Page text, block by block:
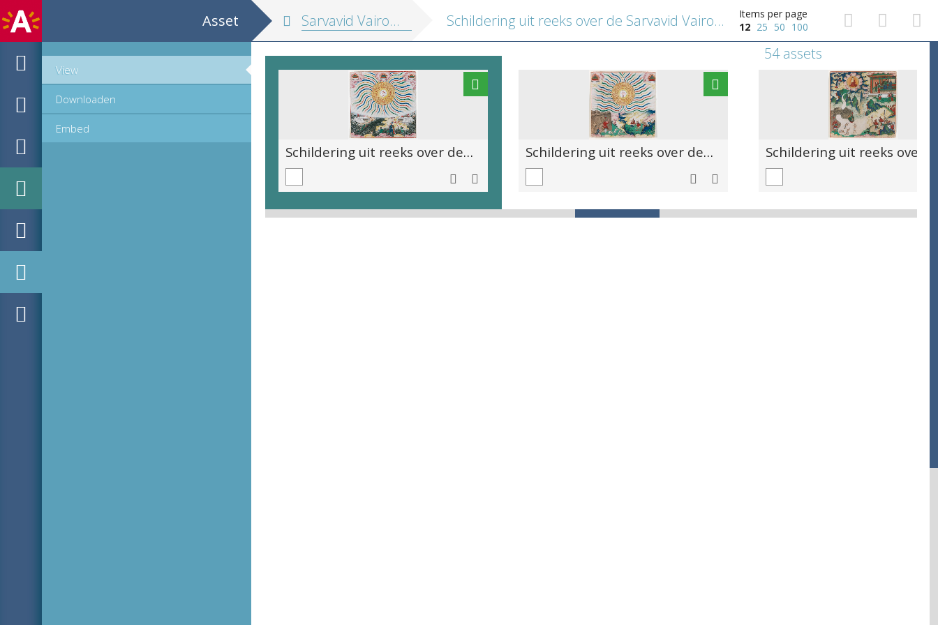
Asset
View
Downloaden
Embed
Sarvavid Vairocana Mandala Schildering uit reeks over de Sarvavid Vairocana Mandala : Lichtpaleizen
Items per page
12 25 50 100
54 assets
Schildering uit reeks over de Sarvavid Vairocana Mandala : Lichtpaleizen Schildering uit reeks over de Sarvavid Vairocana Mandala : Hel